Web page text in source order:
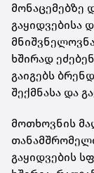
მონაცემებზე
გაყიდვებისა
ხშირად
გაიგებს
შექმნასა და
მოთხოვნის
გაყიდვების